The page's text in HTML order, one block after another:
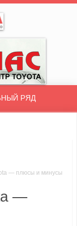
РЯД
— плюсы и минусы
—